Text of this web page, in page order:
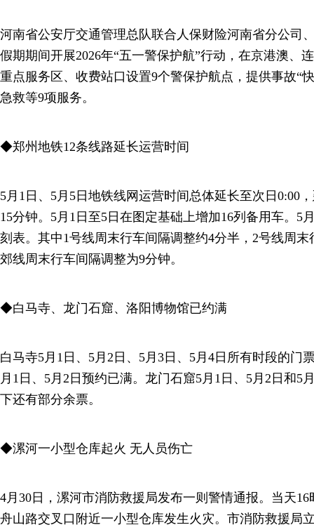
河南省公安厅交通管理总队联合人保财险河南省分公司
假期期间开展2026年“五一警保护航”行动，在京港澳、
重点服务区、收费站口设置9个警保护航点，提供事故“
急救等9项服务。
◆郑州地铁12条线路延长运营时间
5月1日、5月5日地铁线网运营时间总体延长至次日0:00
15分钟。5月1日至5日在图定基础上增加16列备用车。5
刻表。其中1号线周末行车间隔调整约4分半，2号线周
郊线周末行车间隔调整为9分钟。
◆白马寺、龙门石窟、洛阳博物馆已约满
白马寺5月1日、5月2日、5月3日、5月4日所有时段的门
月1日、5月2日预约已满。龙门石窟5月1日、5月2日和5
下还有部分余票。
◆漯河一小型仓库起火 无人员伤亡
4月30日，漯河市消防救援局发布一则警情通报。当天
舟山路交叉口附近一小型仓库发生火灾。市消防救援局